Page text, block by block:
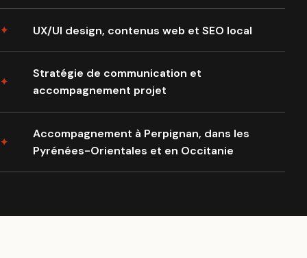
UX/UI design, contenus web et SEO local
Stratégie de communication et
accompagnement projet
Accompagnement à Perpignan, dans les
Pyrénées-Orientales et en Occitanie